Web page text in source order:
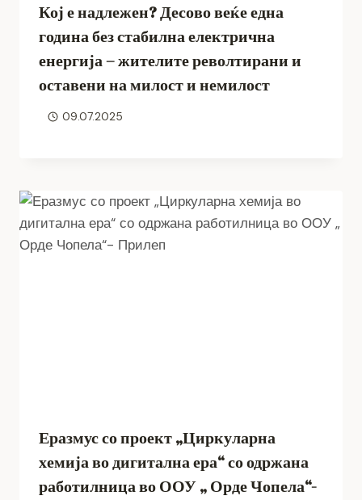
Кој е надлежен? Десово веќе една
година без стабилна електрична
енергија – жителите револтирани и
оставени на милост и немилост
09.07.2025
Еразмус со проект „Циркуларна
хемија во дигитална ера“ со одржана
работилница во ООУ „ Орде Чопела“-